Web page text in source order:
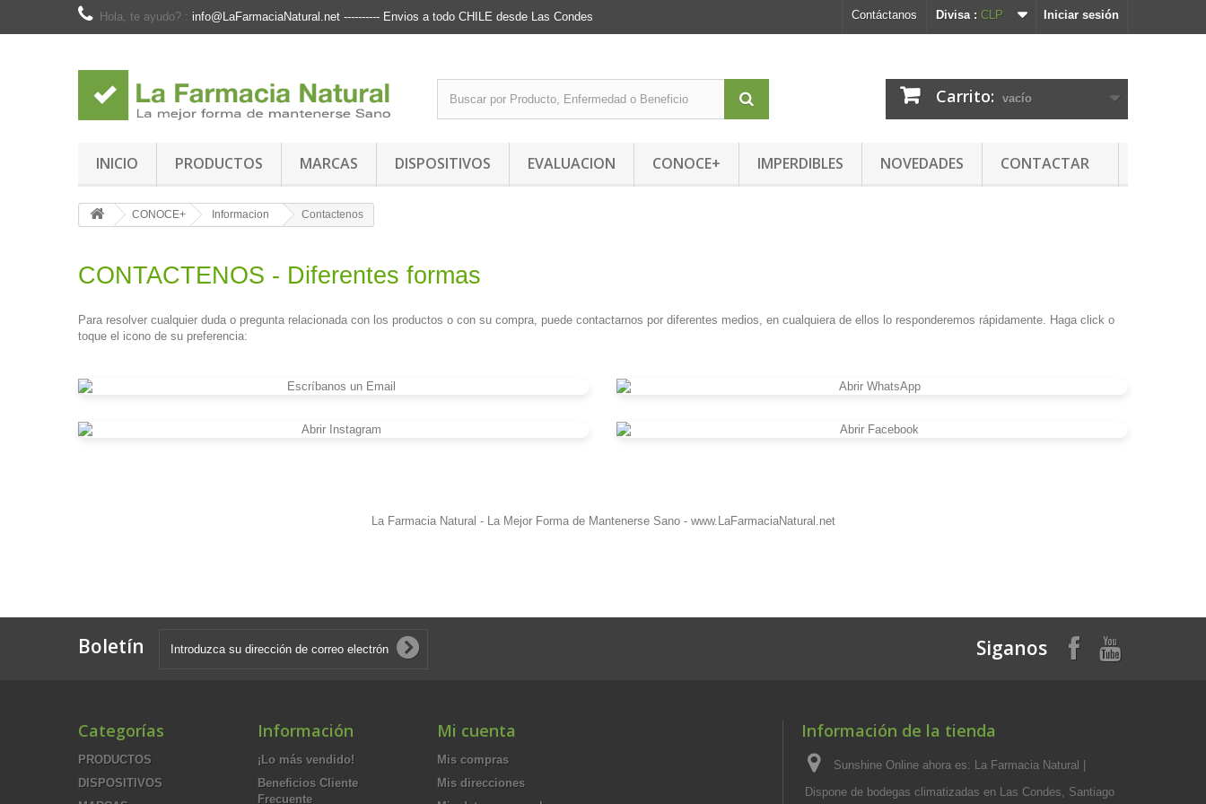
Iniciar sesión
Divisa : CLP
Contáctanos
Hola, te ayudo? : info@LaFarmaciaNatural.net ---------- Envios a todo CHILE desde Las Condes
Carrito: vacío
INICIO PRODUCTOS MARCAS DISPOSITIVOS EVALUACION CONOCE+ IMPERDIBLES NOVEDADES CONTACTAR
CONOCE+ Informacion Contactenos
CONTACTENOS - Diferentes formas
Para resolver cualquier duda o pregunta relacionada con los productos o con su compra, puede contactarnos por diferentes medios, en cualquiera de ellos lo responderemos rápidamente. Haga click o
toque el icono de su preferencia:
La Farmacia Natural - La Mejor Forma de Mantenerse Sano - www.LaFarmaciaNatural.net
Boletín Siganos
Categorías
PRODUCTOS
DISPOSITIVOS
Información
¡Lo más vendido!
Beneficios Cliente
Frecuente
Mi cuenta
Mis compras
Mis direcciones
Información de la tienda
Sunshine Online ahora es: La Farmacia Natural |
Dispone de bodegas climatizadas en Las Condes, Santiago